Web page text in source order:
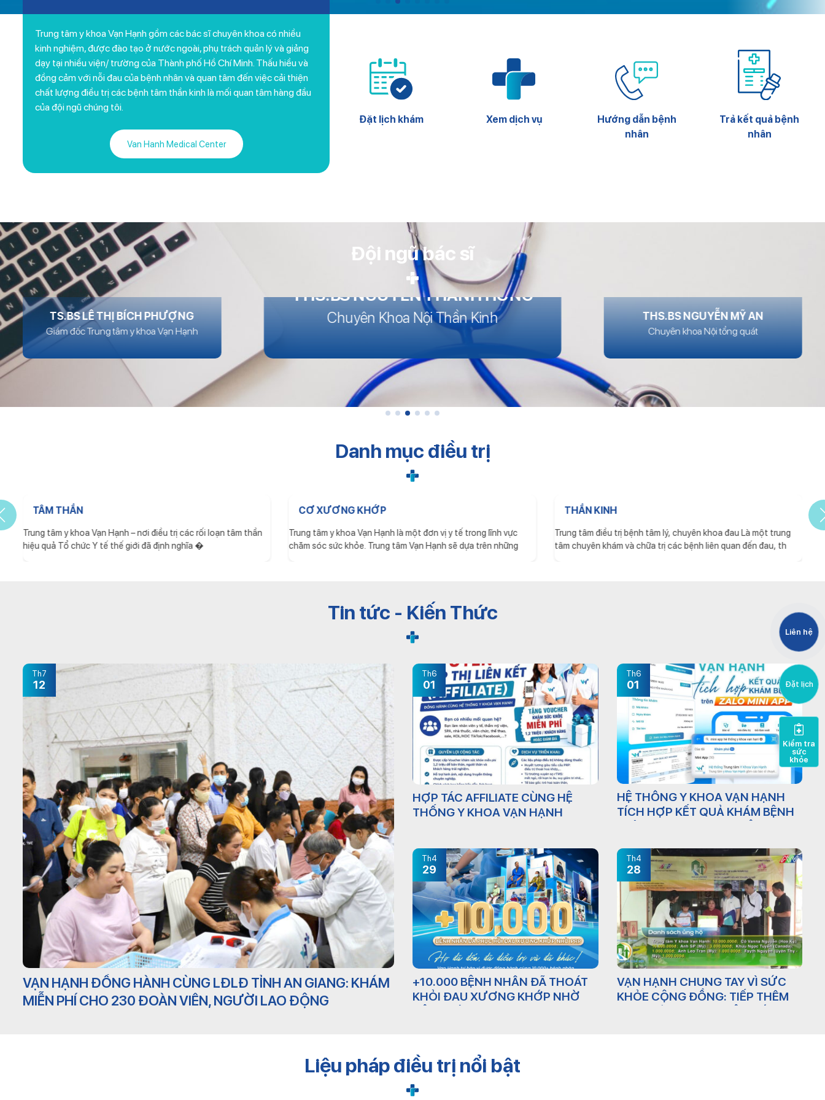
Trung tâm y khoa Vạn Hạnh gồm các bác sĩ chuyên khoa có nhiều
kinh nghiệm, được đào tạo ở nước ngoài, phụ trách quản lý và giảng
dạy tại nhiều viện/ trường của Thành phố Hồ Chí Minh. Thấu hiều và
đồng cảm với nỗi đau của bệnh nhân và quan tâm đến việc cải thiện
chất lượng điều trị các bệnh tâm thần kinh là mối quan tâm hàng đầu
của đội ngũ chúng tôi.
Van Hanh Medical Center
Đặt lịch khám Xem dịch vụ
Hướng dẫn bệnh
nhân
Trả kết quả bệnh
nhân
Đội ngũ bác sĩ
TS.BS LÊ THỊ BÍCH PHƯỢNG
Giám đốc Trung tâm y khoa Vạn Hạnh
THS.BS NGUYỄN THANH HỒNG
Chuyên Khoa Nội Thần Kinh THS.BS NGUYỄN MỸ AN
Chuyên khoa Nội tổng quát
Danh mục điều trị
TÂM THẦN
Trung tâm y khoa Vạn Hạnh – nơi điều trị các rối loạn tâm thần
hiệu quả Tổ chức Y tế thế giới đã định nghĩa �
CƠ XƯƠNG KHỚP
Trung tâm y khoa Vạn Hạnh là một đơn vị y tế trong lĩnh vực
chăm sóc sức khỏe. Trung tâm Vạn Hạnh sẽ dựa trên những
THẦN KINH
Trung tâm điều trị bệnh tâm lý, chuyên khoa đau Là một trung
tâm chuyên khám và chữa trị các bệnh liên quan đến đau, th
Tin tức - Kiến Thức
Th7
12
VẠN HẠNH ĐỒNG HÀNH CÙNG LĐLĐ TỈNH AN GIANG: KHÁM
MIỄN PHÍ CHO 230 ĐOÀN VIÊN, NGƯỜI LAO ĐỘNG
Th6
01
HỢP TÁC AFFILIATE CÙNG HỆ
THỐNG Y KHOA VẠN HẠNH
Th6
01
HỆ THỐNG Y KHOA VẠN HẠNH
TÍCH HỢP KẾT QUẢ KHÁM BỆNH
Th4
29
+10.000 BỆNH NHÂN ĐÃ THOÁT
KHỎI ĐAU XƯƠNG KHỚP NHỜ
Th4
28
VẠN HẠNH CHUNG TAY VÌ SỨC
KHỎE CỘNG ĐỒNG: TIẾP THÊM
Liệu pháp điều trị nổi bật
Liên hệ
Đặt lịch
Kiểm tra
sức
khỏe